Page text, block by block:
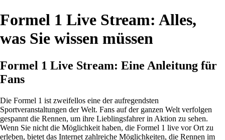
Formel 1 Live Stream: Alles,
was Sie wissen müssen
Formel 1 Live Stream: Eine Anleitung für
Fans
Die Formel 1 ist zweifellos eine der aufregendsten
Sportveranstaltungen der Welt. Fans auf der ganzen Welt verfolgen
gespannt die Rennen, um ihre Lieblingsfahrer in Aktion zu sehen.
Wenn Sie nicht die Möglichkeit haben, die Formel 1 live vor Ort zu
erleben, bietet das Internet zahlreiche Möglichkeiten, die Rennen im